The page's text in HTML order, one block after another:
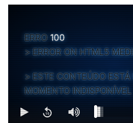
ERRO 100
ERROR ON HTML5
ESTE CONTEÚDO ESTÁ
MOMENTO INDISPONÍVEL